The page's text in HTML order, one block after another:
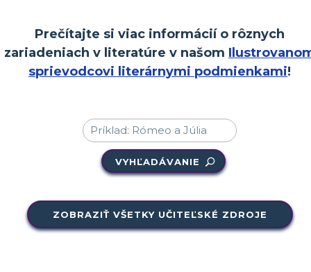
Prečítajte si viac informácií o rôznych
zariadeniach v literatúre v našom
sprievodcovi literárnymi podmienkami!
VYHĽADÁVANIE
ZOBRAZIŤ VŠETKY UČITEĽSKÉ ZDROJE